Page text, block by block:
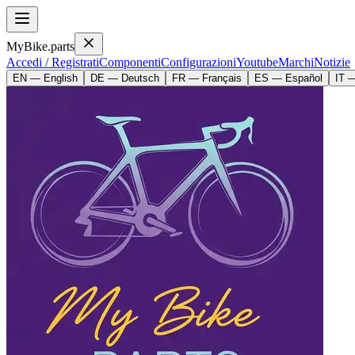
MyBike.parts
Accedi / RegistratiComponentiConfigurazioniYoutubeMarchiNotizie
EN — English DE — Deutsch FR — Français ES — Español IT